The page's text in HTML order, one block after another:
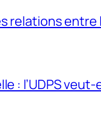
relations
: l’UDPS veut-